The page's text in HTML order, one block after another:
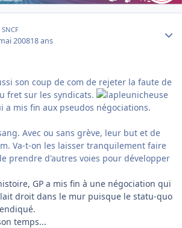
200818 ans
son coup de com de rejeter la faute de
fret sur les syndicats.
a mis fin aux pseudos négociations.
Avec ou sans grève, leur but et de
Va-t-on les laisser tranquilement faire
prendre d'autres voies pour développer
GP a mis fin à une négociation qui
droit dans le mur puisque le statu-quo
temps...